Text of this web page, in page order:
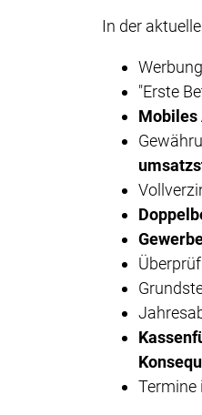
In der
"Erste
Mobiles